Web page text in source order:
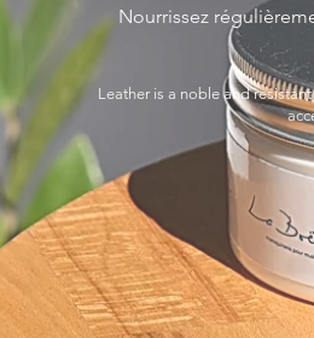
Nourrissez
Leather is a noble and